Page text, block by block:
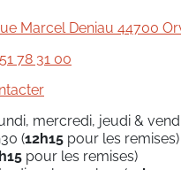
Marcel Deniau 44700
78 31 00
mercredi, jeudi &
(12h15 pour les
pour les remises)